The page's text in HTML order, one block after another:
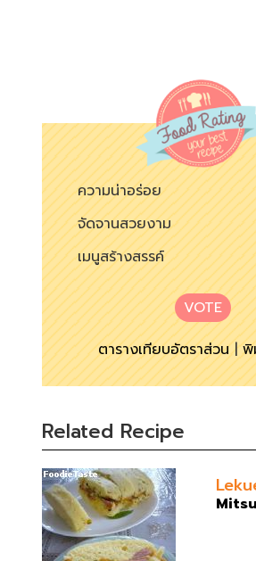
ความน่าอร่อย
จัดจานสวยงาม
เมนูสร้างสรรค์
VOTE
ตารางเทียบอัตราส่วน|พิ
Related Recipe